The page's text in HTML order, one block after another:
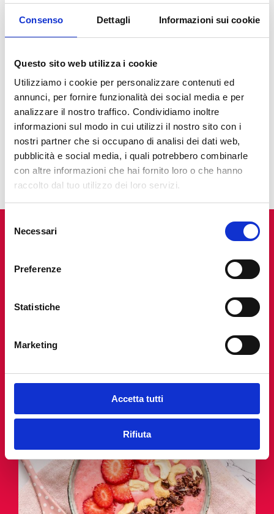
Consenso Dettagli Informazioni sui cookie
Questo sito web utilizza i cookie
Utilizziamo i cookie per personalizzare contenuti ed
annunci, per fornire funzionalità dei social media e per
analizzare il nostro traffico. Condividiamo inoltre
informazioni sul modo in cui utilizzi il nostro sito con i
nostri partner che si occupano di analisi dei dati web,
pubblicità e social media, i quali potrebbero combinarle
con altre informazioni che hai fornito loro o che hanno
raccolto dal tuo utilizzo dei loro servizi.
delNecessari
Preferenze
Statistiche
Marketing
Accetta tutti
Rifiuta
Smoothie bowl di fragole con
fragole fresche, anacardi e
fave di cacao